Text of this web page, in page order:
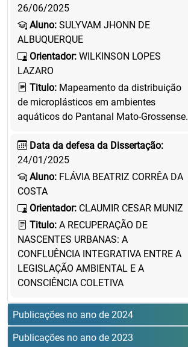
26/06/2025
Aluno: SULYVAM JHONN DE
ALBUQUERQUE
Orientador: WILKINSON LOPES
LAZARO
Titulo: Mapeamento da distribuição
de microplásticos em ambientes
aquáticos do Pantanal Mato-Grossense.
Data da defesa da Dissertação:
24/01/2025
Aluno: FLÁVIA BEATRIZ CORRÊA DA
COSTA
Orientador: CLAUMIR CESAR MUNIZ
Titulo: A RECUPERAÇÃO DE
NASCENTES URBANAS: A
CONFLUÊNCIA INTEGRATIVA ENTRE A
LEGISLAÇÃO AMBIENTAL E A
CONSCIÊNCIA COLETIVA
Publicações no ano de 2024
Publicações no ano de 2023